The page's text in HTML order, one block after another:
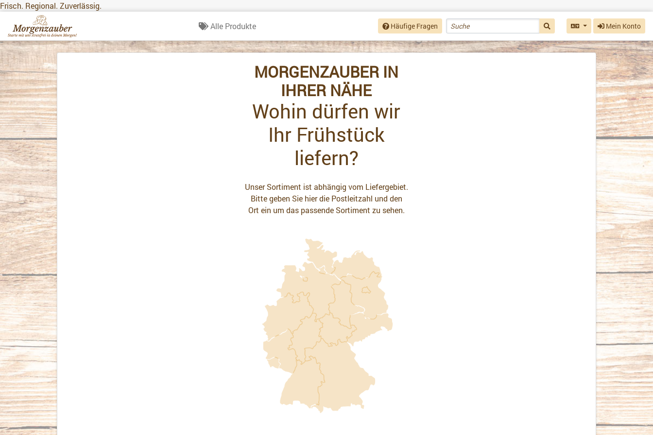
Frisch. Regional. Zuverlässig.
Alle Produkte
Häufige Fragen Mein Konto
MORGENZAUBER IN
IHRER NÄHE
Wohin dürfen wir
Ihr Frühstück
liefern?
Unser Sortiment ist abhängig vom Liefergebiet.
Bitte geben Sie hier die Postleitzahl und den
Ort ein um das passende Sortiment zu sehen.